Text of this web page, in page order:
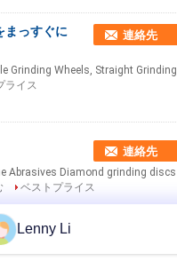
まっすぐに
連絡先
Grinding Wheels, Straight Grinding
ライス
連絡先
Abrasives Diamond grinding discs
ベストプライス
Lenny Li